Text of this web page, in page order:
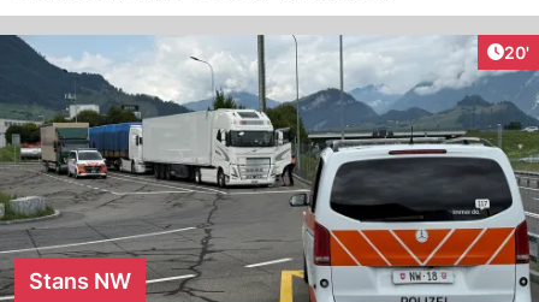
20'
Stans NW